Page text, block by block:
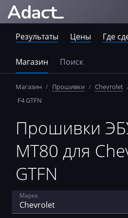
Результаты Цены Где
Магазин Поиск
Магазин / Прошивки / Chevrolet
F4 GTFN
Прошивки
MT80 для
GTFN
Марка